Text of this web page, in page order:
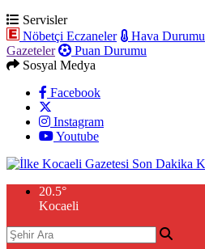
Servisler
Nöbetçi Eczaneler
Hava Durumu
Gazeteler
Puan Durumu
Sosyal Medya
Facebook
Instagram
Youtube
20.5°
Kocaeli